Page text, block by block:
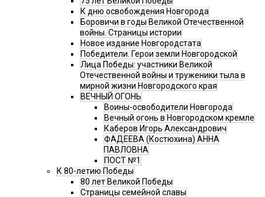
К дню освобождения Новгорода
Боровичи в годы Великой Отечественной
войны. Страницы истории
Новое издание Новгородстата
Победители. Герои земли Новгородской
Лица Победы: участники Великой
Отечественной войны и труженики тыла в
мирной жизни Новгородского края
ВЕЧНЫЙ ОГОНЬ
Воины-освободители Новгорода
Вечный огонь в Новгородском кремле
Каберов Игорь Александрович
ФАДЕЕВА (Костюхина) АННА
ПАВЛОВНА
ПОСТ №1
К 80-летию Победы
80 лет Великой Победы
Страницы семейной славы